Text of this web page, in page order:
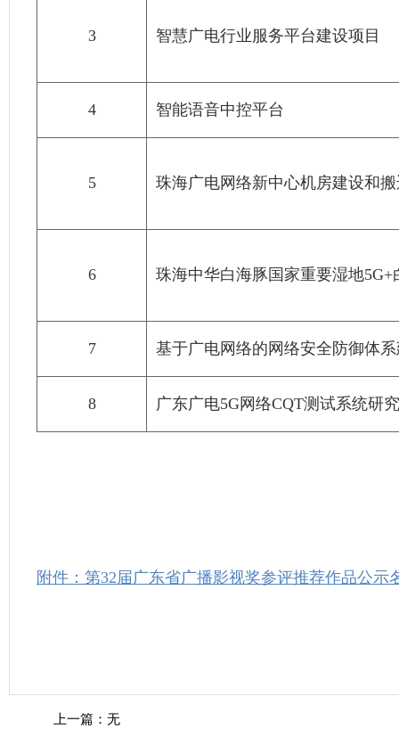
3 智慧广电行业服务平台建设项目
4 智能语音中控平台
5 珠海广电网络新中心机房建设和
6 珠海中华白海豚国家重要湿地
7 基于广电网络的网络安全防御体
8 广东广电5G网络CQT测试系统研
附件：第32届广东省广播影视奖参评推荐作品公示
上一篇：无